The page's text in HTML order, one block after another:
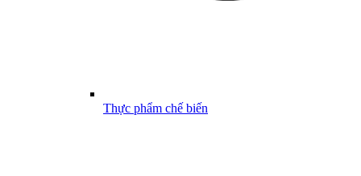
Thực phẩm chế biến